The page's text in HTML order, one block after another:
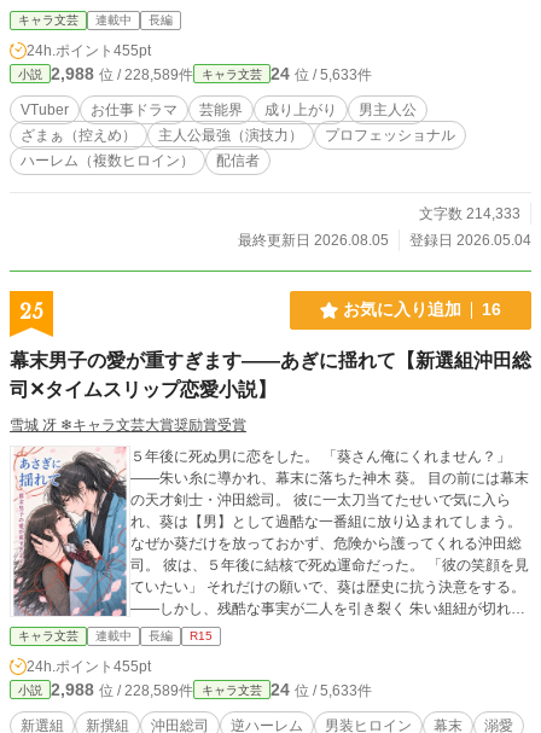
だった！ 黒いモカピスーツに身を包み、金髪碧眼の王子様キャラを演じること
になった任三郎。 「中身が変わった」と気づいたアンチがコメント欄を荒らす
中、任三郎は舞台で培った狂気的なまでの「憑依の演技」で、アンチを、ファン
を、そして運営すらも圧倒し黙らせていく。 敏腕プロデューサー、天才絵師、
特定厨の女子高生、リアルのトップ女優、果ては海外のメガインフルエンサーま
で。 「ガワ」の裏側でうごめくヒロインたちの思惑を、規格外の「魂」でねじ
伏せていく、おっさん俳優のバーチャル成り上がりお仕事ドラマ、開幕！
キャラ文芸 連載中 長編
24h.ポイント 455pt
小説 2,988 位 / 228,589件 キャラ文芸 24 位 / 5,633件
VTuber お仕事ドラマ 芸能界 成り上がり
男主人公
ざまぁ（控えめ）
主人公最強（演技力）
プロフェッショナル
ハーレム（複数ヒロイン）
配信者
文字数 214,333
最終更新日 2026.08.05
登録日 2026.05.04
25 お気に入り追加 16
幕末男子の愛が重すぎます――あぎに揺れて【新選組沖田総
司✕タイムスリップ恋愛小説】
雪城 冴 ❄キャラ文芸大賞奨励賞受賞
５年後に死ぬ男に恋をした。 「葵さん俺にくれません？」
――朱い糸に導かれ、幕末に落ちた神木 葵。 目の前には幕末
の天才剣士・沖田総司。 彼に一太刀当てたせいで気に入ら
れ、葵は【男】として過酷な一番組に放り込まれてしまう。
なぜか葵だけを放っておかず、危険から護ってくれる沖田総
司。 彼は、５年後に結核で死ぬ運命だった。 「彼の笑顔を見
ていたい」 それだけの願いで、葵は歴史に抗う決意をする。
――しかし、残酷な事実が二人を引き裂く 朱い組紐が切れれ
ば、現世に帰され、 さらに幕末の人達から、葵の記憶は消さ
れてしまうという。 「忘れられても良い」 ひたむきな想い
で、離れられないほど愛された先にあるのは、絶対に忘れら
れない結末だった。 ―――――――― ✔史実とIFを織り交ぜ
た世界で、甘く濃密に恋愛します （過激シーンは★をタイト
キャラ文芸 連載中 長編 R15
24h.ポイント 455pt
小説 2,988 位 / 228,589件 キャラ文芸 24 位 / 5,633件
新選組 新撰組 沖田総司 逆ハーレム 男装ヒロイン 幕末
溺愛